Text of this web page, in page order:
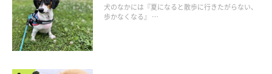
一方、人は肉や野菜などいろいろなものを食べるので、ウンチの
状態が毎日変わりやすく、トイレットペーパーが必要になるよう
です。
犬のなかには『夏になると散歩に行きたがらない、
歩かなくなる』 …